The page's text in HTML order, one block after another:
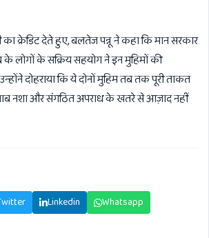
का क्रेडिट देते हुए, बलतेज पन्नू ने कहा कि मान सरकार
के लोगों के सक्रिय सहयोग ने इन मुहिमों की
दोहराया कि ये दोनों मुहिम तब तक पूरी ताकत
नशा और संगठित अपराध के खतरे से आज़ाद नहीं
Linkedin
Whatsapp